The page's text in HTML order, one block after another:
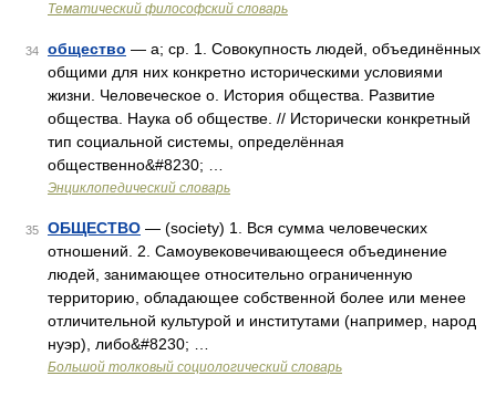
Тематический философский словарь
34 общество — а; ср. 1. Совокупность людей, объединённых
общими для них конкретно историческими условиями
жизни. Человеческое о. История общества. Развитие
общества. Наука об обществе. // Исторически конкретный
тип социальной системы, определённая
общественно&#8230; …
Энциклопедический словарь
35 ОБЩЕСТВО — (society) 1. Вся сумма человеческих
отношений. 2. Самоувековечивающееся объединение
людей, занимающее относительно ограниченную
территорию, обладающее собственной более или менее
отличительной культурой и институтами (например, народ
нуэр), либо&#8230; …
Большой толковый социологический словарь